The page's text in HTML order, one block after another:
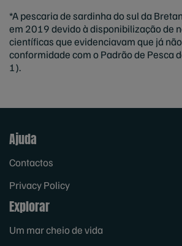
*A pescaria de sardinha do sul da
em 2019 devido à disponibilização de
científicas que evidenciavam que já
conformidade com o Padrão de Pesca
1).
Ajuda
Contactos
Privacy Policy
Explorar
Um mar cheio de vida